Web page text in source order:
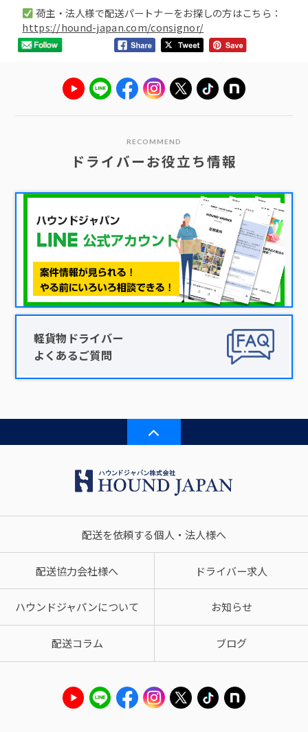
荷主・法人様で配送パートナーをお探しの方はこちら：
https://hound-japan.com/consignor/
RECOMMEND
ドライバーお役立ち情報
軽貨物ドライバー
よくあるご質問
配送を依頼する個人・法人様へ
配送協力会社様へ ドライバー求人
ハウンドジャパンについて お知らせ
配送コラム ブログ